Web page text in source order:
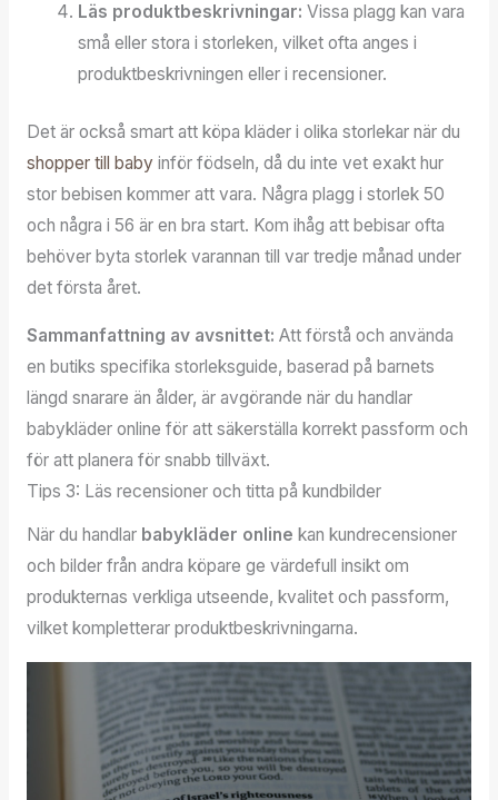
Läs produktbeskrivningar: Vissa plagg kan vara
små eller stora i storleken, vilket ofta anges i
produktbeskrivningen eller i recensioner.
Det är också smart att köpa kläder i olika storlekar när du
shopper till baby inför födseln, då du inte vet exakt hur
stor bebisen kommer att vara. Några plagg i storlek 50
och några i 56 är en bra start. Kom ihåg att bebisar ofta
behöver byta storlek varannan till var tredje månad under
det första året.
Sammanfattning av avsnittet: Att förstå och använda
en butiks specifika storleksguide, baserad på barnets
längd snarare än ålder, är avgörande när du handlar
babykläder online för att säkerställa korrekt passform och
för att planera för snabb tillväxt.
Tips 3: Läs recensioner och titta på kundbilder
När du handlar babykläder online kan kundrecensioner
och bilder från andra köpare ge värdefull insikt om
produkternas verkliga utseende, kvalitet och passform,
vilket kompletterar produktbeskrivningarna.